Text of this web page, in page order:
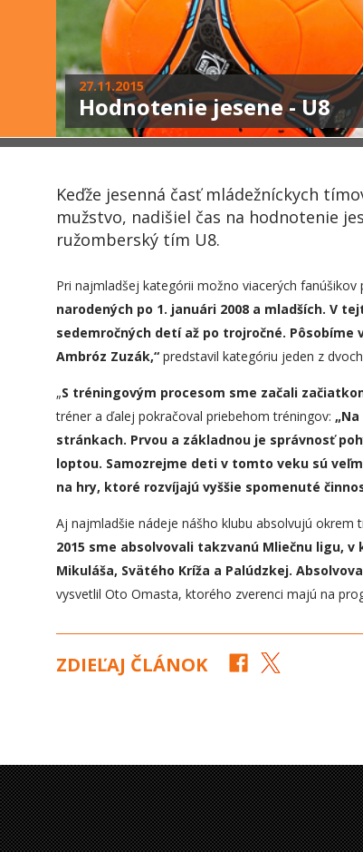
27.11.2015
Hodnotenie jesene - U8
Keďže jesenná časť mládežníckych
mužstvo, nadišiel čas na hodnotenie
ružomberský tím U8.
Pri najmladšej kategórii možno viacerých fanúšikov
narodených po 1. januári 2008 a mladších. V
sedemročných detí až po trojročné.
Ambróz Zuzák,“ predstavil kategóriu jeden z
„S tréningovým procesom sme začali
tréner a ďalej pokračoval priebehom tréningov: „
stránkach. Prvou a základnou je správnosť
loptou. Samozrejme deti v tomto veku sú
na hry, ktoré rozvíjajú vyššie spomenuté
Aj najmladšie nádeje nášho klubu absolvujú
2015 sme absolvovali takzvanú Mliečnu ligu,
Mikuláša, Svätého Kríža a Palúdzkej.
vysvetlil Oto Omasta, ktorého zverenci majú na
ZDIEĽAJ ČLÁNOK